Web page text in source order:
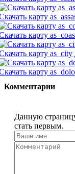
карту
карту
карту
карту
Комментарии
Данную
стать первым.